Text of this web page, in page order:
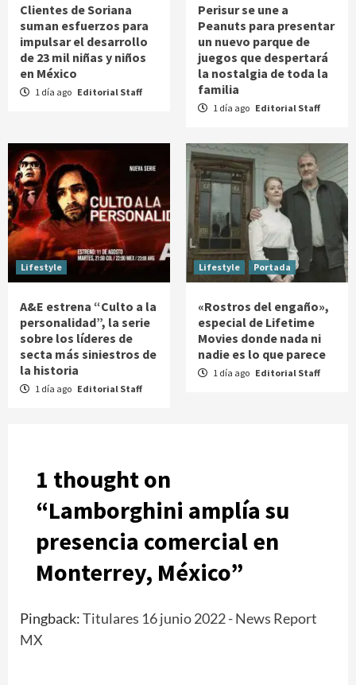
Clientes de Soriana
suman esfuerzos para
impulsar el desarrollo
de 23 mil niñas y niños
en México
1 día ago Editorial Staff
Perisur se une a
Peanuts para presentar
un nuevo parque de
juegos que despertará
la nostalgia de toda la
familia
1 día ago Editorial Staff
Lifestyle
A&E estrena “Culto a la
personalidad”, la serie
sobre los líderes de
secta más siniestros de
la historia
1 día ago Editorial Staff
Lifestyle Portada
«Rostros del engaño»,
especial de Lifetime
Movies donde nada ni
nadie es lo que parece
1 día ago Editorial Staff
1 thought on
“Lamborghini amplía su
presencia comercial en
Monterrey, México”
Pingback:Titulares 16 junio 2022 - News Report
MX